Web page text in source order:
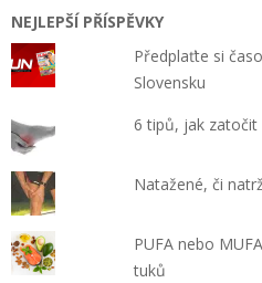
NEJLEPŠÍ PŘÍSPĚVKY
Předplaťte si
Slovensku
6 tipů, jak zatočit
Natažené, či
PUFA nebo
tuků